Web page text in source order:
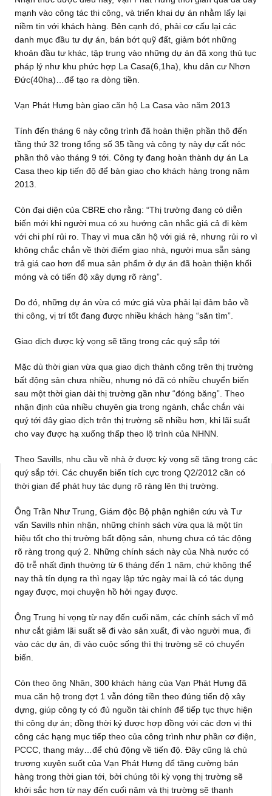
mạnh vào công tác thi công, và triển khai dự án nhằm lấy lại
niềm tin với khách hàng. Bên cạnh đó, phải cơ cấu lại các
danh mục đầu tư dự án, bán bớt quỹ đất, giảm bớt những
khoản đầu tư khác, tập trung vào những dự án đã xong thủ tục
pháp lý như khu phức hợp La Casa(6,1ha), khu dân cư Nhơn
Đức(40ha)…để tạo ra dòng tiền.
Vạn Phát Hưng bàn giao căn hộ La Casa vào năm 2013
Tính đến tháng 6 này công trình đã hoàn thiện phần thô đến
tầng thứ 32 trong tổng số 35 tầng và công ty này dự cất nóc
phần thô vào tháng 9 tới. Công ty đang hoàn thành dự án La
Casa theo kịp tiến độ để bàn giao cho khách hàng trong năm
2013.
Còn đại diện của CBRE cho rằng: “Thị trường đang có diễn
biến mới khi người mua có xu hướng cân nhắc giá cả đi kèm
với chi phí rủi ro. Thay vì mua căn hộ với giá rẻ, nhưng rủi ro vì
không chắc chắn về thời điểm giao nhà, người mua sẵn sàng
trả giá cao hơn để mua sản phẩm ở dự án đã hoàn thiện khối
móng và có tiến độ xây dựng rõ ràng”.
Do đó, những dự án vừa có mức giá vừa phải lại đảm bảo về
thi công, vị trí tốt đang được nhiều khách hàng “săn tìm”.
Giao dịch được kỳ vọng sẽ tăng trong các quý sắp tới
Mặc dù thời gian vừa qua giao dịch thành công trên thị trường
bất động sản chưa nhiều, nhưng nó đã có nhiều chuyển biến
sau một thời gian dài thị trường gần như “đóng băng”. Theo
nhận định của nhiều chuyên gia trong ngành, chắc chắn vài
quý tới đây giao dịch trên thị trường sẽ nhiều hơn, khi lãi suất
cho vay được hạ xuống thấp theo lộ trình của NHNN.
Theo Savills, nhu cầu về nhà ở được kỳ vọng sẽ tăng trong các
quý sắp tới. Các chuyển biến tích cực trong Q2/2012 cần có
thời gian để phát huy tác dụng rõ ràng lên thị trường.
Ông Trần Như Trung, Giám độc Bộ phận nghiên cứu và Tư
vấn Savills nhìn nhận, những chính sách vừa qua là một tín
hiệu tốt cho thị trường bất động sản, nhưng chưa có tác động
rõ ràng trong quý 2. Những chính sách này của Nhà nước có
độ trễ nhất định thường từ 6 tháng đến 1 năm, chứ không thể
nay thả tín dụng ra thì ngay lập tức ngày mai là có tác dụng
ngay được, mọi chuyện hồ hởi ngay được.
Ông Trung hi vọng từ nay đến cuối năm, các chính sách vĩ mô
như cắt giảm lãi suất sẽ đi vào sản xuất, đi vào người mua, đi
vào các dự án, đi vào cuộc sống thì thị trường sẽ có chuyển
biến.
Còn theo ông Nhân, 300 khách hàng của Vạn Phát Hưng đã
mua căn hộ trong đợt 1 vẫn đóng tiền theo đúng tiến độ xây
dựng, giúp công ty có đủ nguồn tài chính để tiếp tục thực hiện
thi công dự án; đồng thời ký được hợp đồng với các đơn vị thi
công các hạng mục tiếp theo của công trình như phần cơ điện,
PCCC, thang máy…để chủ động về tiến độ. Đây cũng là chủ
trương xuyên suốt của Vạn Phát Hưng để tăng cường bán
hàng trong thời gian tới, bởi chúng tôi kỳ vọng thị trường sẽ
khởi sắc hơn từ nay đến cuối năm và thị trường sẽ thanh